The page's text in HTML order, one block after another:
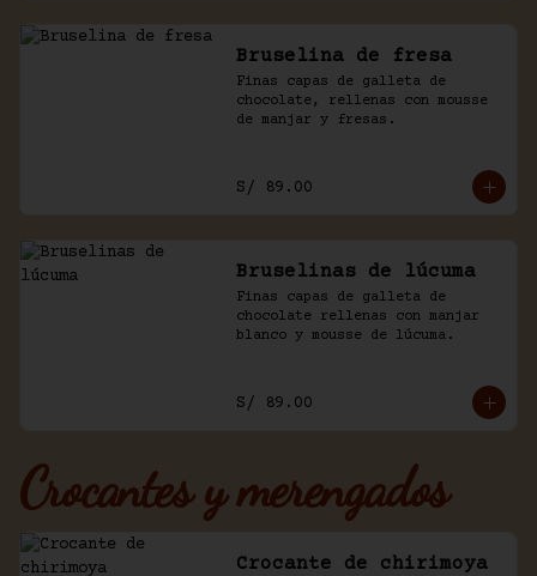
Bruselina de fresa
Finas capas de galleta de
chocolate, rellenas con mousse
de manjar y fresas.
S/ 89.00
Bruselinas de lúcuma
Finas capas de galleta de
chocolate rellenas con manjar
blanco y mousse de lúcuma.
S/ 89.00
Crocantes y merengados
Crocante de chirimoya